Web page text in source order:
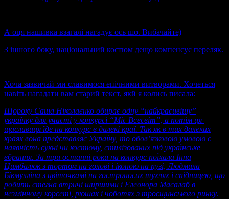
А оця нашивка взагалі нагадує ось шо. Вибачайте)
З іншого боку, національний костюм дещо компенсує переляк.
Хоча зазвичай ми славимося епічними витворами. Хочеться
навіть нагадати вам старий текст, якй я колись писала:
Щороку Саша Ніколаєнко обирає одну “найкрасивішу”
українку для участі у конкурсі “Міс Всесвіт”, а потім ця
щасливиця їде на конкурс в далекі краї. Так як в тих далеких
краях вона представляє Україну, то обов’язковою умовою є
наявність сукні чи костюму, стилізованих під українське
вбрання. За три останні роки на конкурс поїхала Інна
Цимбалюк з тортом на голові і іконою на пузі, Людмила
Бікмулліна з цвіточкамі на гостроносих тухлях і спідницею, що
робить стегна втричі ширшими і Елеонора Масалаб в
незмінному корсеті, рюшах і чоботях з троєщинського ринку.